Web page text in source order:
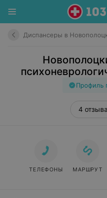
Диспансеры в
Профиль
4 отзыва
ТЕЛЕФОНЫ МАРШРУТ